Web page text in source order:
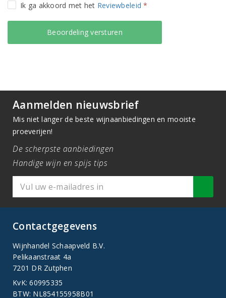
Ik ga akkoord met het Reviewbeleid *
Aanmelden nieuwsbrief
Mis niet langer de beste wijnaanbiedingen en mooiste
proeverijen!
De scherpste aanbiedingen
Handige wijn en spijs tips
Contactgegevens
Wijnhandel Schaapveld B.V.
Pelikaanstraat 4a
7201 DR Zutphen
KvK: 60995335
BTW: NL854155958B01